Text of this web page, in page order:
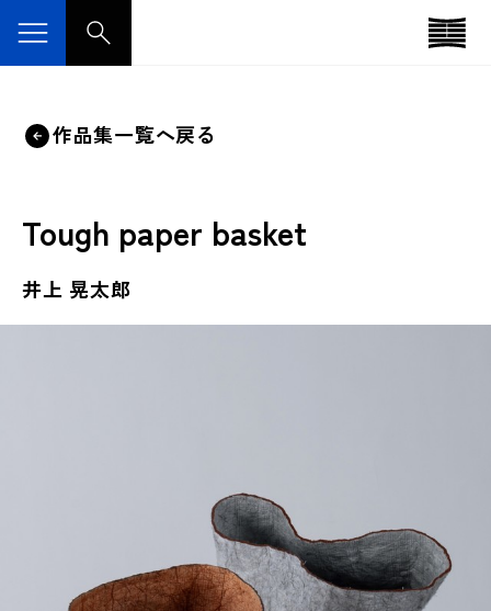
作品集一覧へ戻る
Tough paper basket
井上 晃太郎